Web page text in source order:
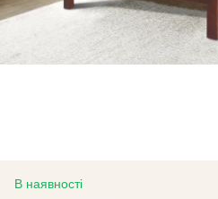
В наявності